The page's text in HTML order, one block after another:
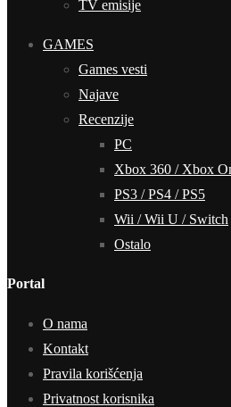
TV emisije
GAMES
Games vesti
Najave
Recenzije
PC
Xbox 360 / Xbox
PS3 / PS4 / PS5
Wii / Wii U / Switch
Ostalo
Portal
O nama
Kontakt
Pravila korišćenja
Privatnost korisnika